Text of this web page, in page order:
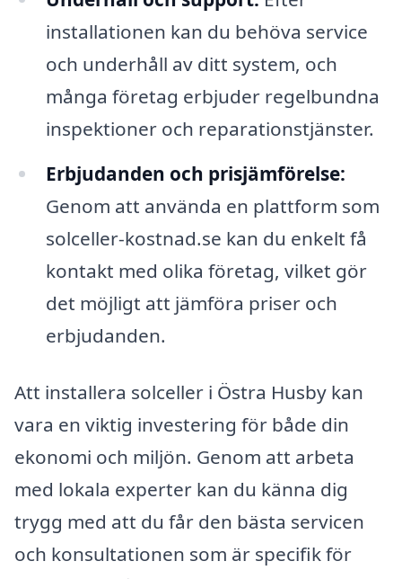
installationen kan du behöva service
och underhåll av ditt system, och
många företag erbjuder regelbundna
inspektioner och reparationstjänster.
Erbjudanden och prisjämförelse:
Genom att använda en plattform som
solceller-kostnad.se kan du enkelt få
kontakt med olika företag, vilket gör
det möjligt att jämföra priser och
erbjudanden.
Att installera solceller i Östra Husby kan
vara en viktig investering för både din
ekonomi och miljön. Genom att arbeta
med lokala experter kan du känna dig
trygg med att du får den bästa servicen
och konsultationen som är specifik för